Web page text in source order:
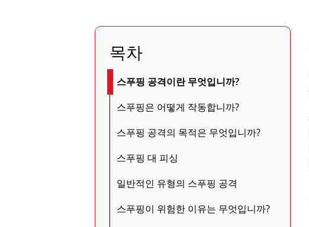
목차
스푸핑 공격이란 무엇입니까?
스푸핑은 어떻게 작동합니까?
스푸핑 공격의 목적은 무엇입니까?
스푸핑 대 피싱
일반적인 유형의 스푸핑 공격
스푸핑이 위험한 이유는 무엇입니까?